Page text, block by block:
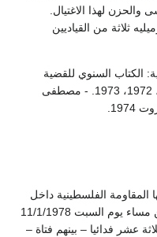
لهذا الاغتيال.
ثلاثة من القياديين
الكتاب السنوي للقضية
الفلسطينة، بيروت 1970، 1971، 1971، 1972، 1973. - مصطفى
المقاومة الفلسطينية داخل
فلسطين المحتلة. ففي الساعة 6.40 من مساء يوم السبت 11/1/1978
عشر فدائيا – بينهم فتاة –